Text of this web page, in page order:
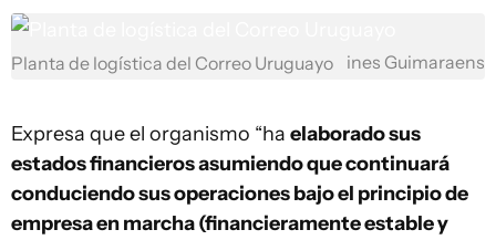
Planta de logística del Correo Uruguayo ines Guimaraens
Expresa que el organismo “ha elaborado sus
estados financieros asumiendo que continuará
conduciendo sus operaciones bajo el principio de
empresa en marcha (financieramente estable y